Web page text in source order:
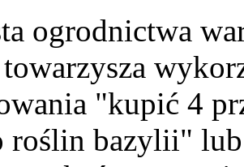
ogrodnictwa
towarzysza
"kupić 4
roślin bazylii"